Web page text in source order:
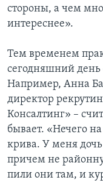
стороны, а чем
интереснее».
Тем временем
сегодняшний день
Например, Анна
директор
Консалтинг» –
бывает. «Нечего
крива. У меня
причем не
пили они там, и